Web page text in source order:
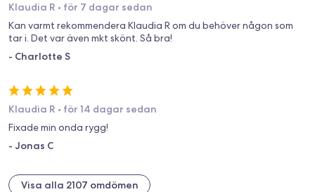
Klaudia R • för 7 dagar sedan
Kan varmt rekommendera Klaudia R om du behöver någon som
tar i. Det var även mkt skönt. Så bra!
- Charlotte S
Klaudia R • för 14 dagar sedan
Fixade min onda rygg!
- Jonas C
Visa alla 2107 omdömen